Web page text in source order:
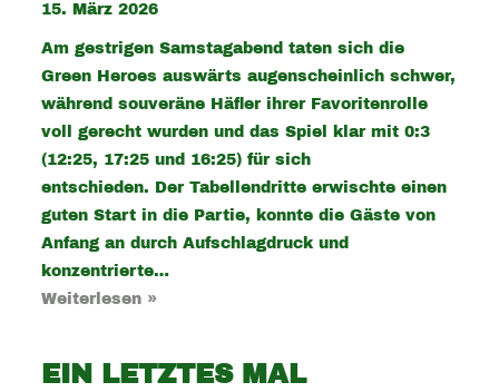
15. März 2026
Am gestrigen Samstagabend taten sich die
Green Heroes auswärts augenscheinlich schwer,
während souveräne Häfler ihrer Favoritenrolle
voll gerecht wurden und das Spiel klar mit 0:3
(12:25, 17:25 und 16:25) für sich
entschieden. Der Tabellendritte erwischte einen
guten Start in die Partie, konnte die Gäste von
Anfang an durch Aufschlagdruck und
konzentrierte…
Weiterlesen »
EIN LETZTES MAL